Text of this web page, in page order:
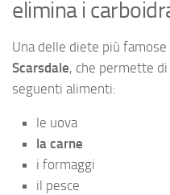
elimina i
Una delle diete più
Scarsdale, che permette
seguenti alimenti:
le uova
la carne
i formaggi
il pesce